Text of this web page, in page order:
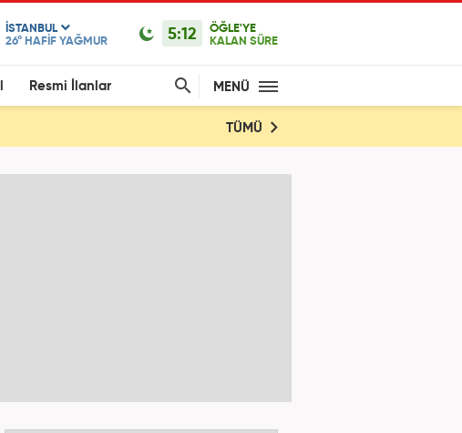
ISTANBUL
26° HAFİF YAĞMUR 5:12
ÖĞLE'YE
KALAN SÜRE
Resmi İlanlar MENÜ
TÜMÜ